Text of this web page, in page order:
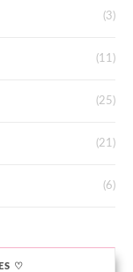
(3)
(11)
(25)
(21)
(6)
♡